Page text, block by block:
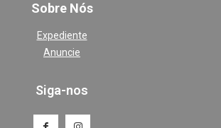
Sobre Nós
Expediente
Anuncie
Siga-nos